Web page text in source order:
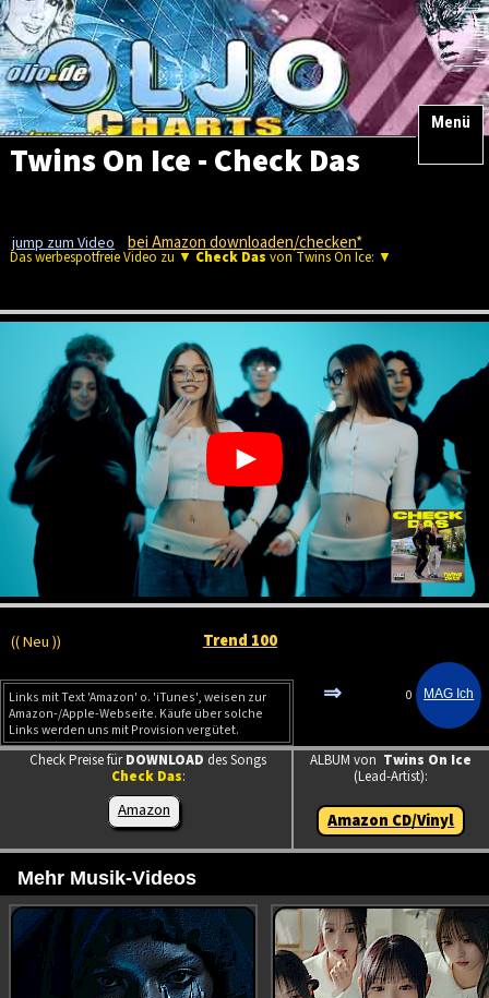
Menü
Twins On Ice - Check Das
jump zum Video bei Amazon downloaden/checken*
Das werbespotfreie Video zu ▼ Check Das von Twins On Ice: ▼
(( Neu )) Trend 100
Links mit Text 'Amazon' o. 'iTunes', weisen zur
Amazon-/Apple-Webseite. Käufe über solche
Links werden uns mit Provision vergütet.
⇒ 0
Check Preise fürDOWNLOAD des Songs
Check Das:
Amazon
ALBUM von Twins On Ice
(Lead-Artist):
Amazon CD/Vinyl
Mehr Musik-Videos